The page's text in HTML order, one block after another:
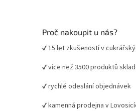
Proč nakoupit u nás?
✔ 15 let zkušeností v
✔ více než 3500 produktů
✔ rychlé odeslání objednávek
✔ kamenná prodejna v